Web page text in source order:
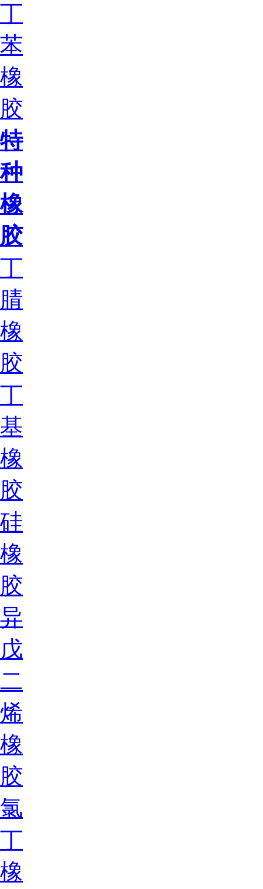
丁
苯
橡
胶
特
种
橡
胶
丁
腈
橡
胶
丁
基
橡
胶
硅
橡
胶
异
戊
二
烯
橡
胶
氯
丁
橡